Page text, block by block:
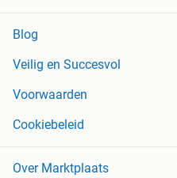
Blog
Veilig en Succesvol
Voorwaarden
Cookiebeleid
Over Marktplaats